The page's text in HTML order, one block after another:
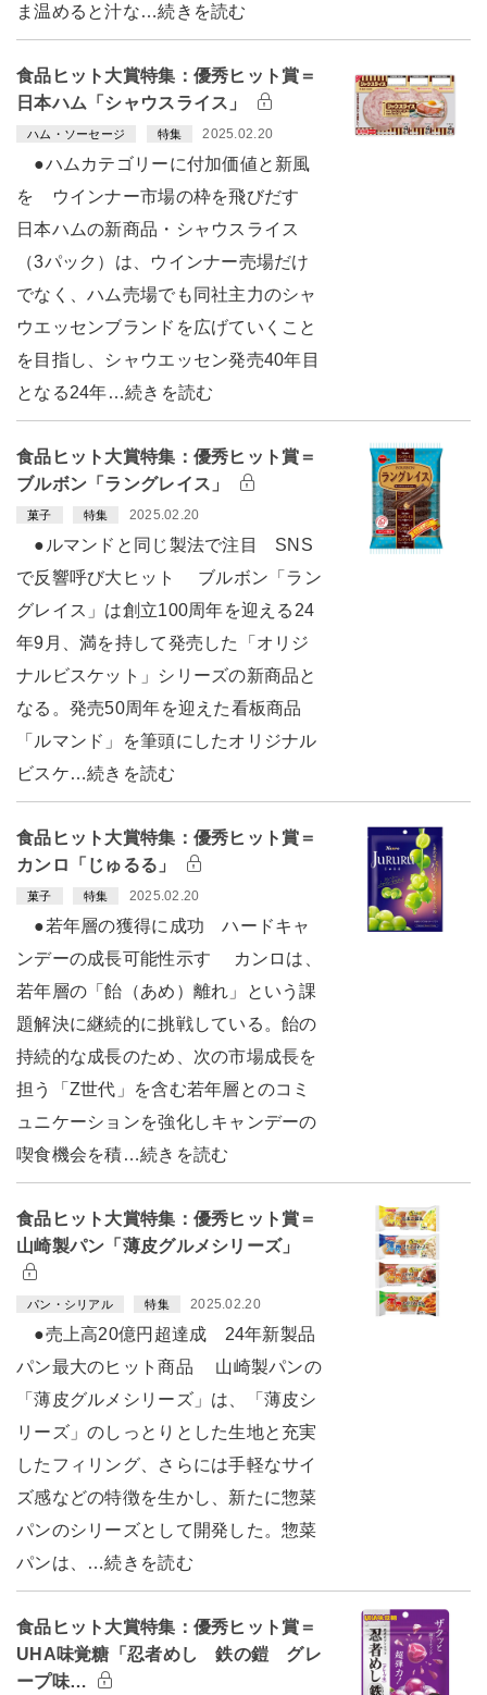
ま温めると汁な…続きを読む
食品ヒット大賞特集：優秀ヒット賞＝
日本ハム「シャウスライス」
ハム・ソーセージ 特集 2025.02.20
●ハムカテゴリーに付加価値と新風
を ウインナー市場の枠を飛びだす
日本ハムの新商品・シャウスライス
（3パック）は、ウインナー売場だけ
でなく、ハム売場でも同社主力のシャ
ウエッセンブランドを広げていくこと
を目指し、シャウエッセン発売40年目
となる24年…続きを読む
食品ヒット大賞特集：優秀ヒット賞＝
ブルボン「ラングレイス」
菓子 特集 2025.02.20
●ルマンドと同じ製法で注目 SNS
で反響呼び大ヒット ブルボン「ラン
グレイス」は創立100周年を迎える24
年9月、満を持して発売した「オリジ
ナルビスケット」シリーズの新商品と
なる。発売50周年を迎えた看板商品
「ルマンド」を筆頭にしたオリジナル
ビスケ…続きを読む
食品ヒット大賞特集：優秀ヒット賞＝
カンロ「じゅるる」
菓子 特集 2025.02.20
●若年層の獲得に成功 ハードキャ
ンデーの成長可能性示す カンロは、
若年層の「飴（あめ）離れ」という課
題解決に継続的に挑戦している。飴の
持続的な成長のため、次の市場成長を
担う「Z世代」を含む若年層とのコミ
ュニケーションを強化しキャンデーの
喫食機会を積…続きを読む
食品ヒット大賞特集：優秀ヒット賞＝
山崎製パン「薄皮グルメシリーズ」
パン・シリアル 特集 2025.02.20
●売上高20億円超達成 24年新製品
パン最大のヒット商品 山崎製パンの
「薄皮グルメシリーズ」は、「薄皮シ
リーズ」のしっとりとした生地と充実
したフィリング、さらには手軽なサイ
ズ感などの特徴を生かし、新たに惣菜
パンのシリーズとして開発した。惣菜
パンは、…続きを読む
食品ヒット大賞特集：優秀ヒット賞＝
UHA味覚糖「忍者めし 鉄の鎧 グレ
ープ味…